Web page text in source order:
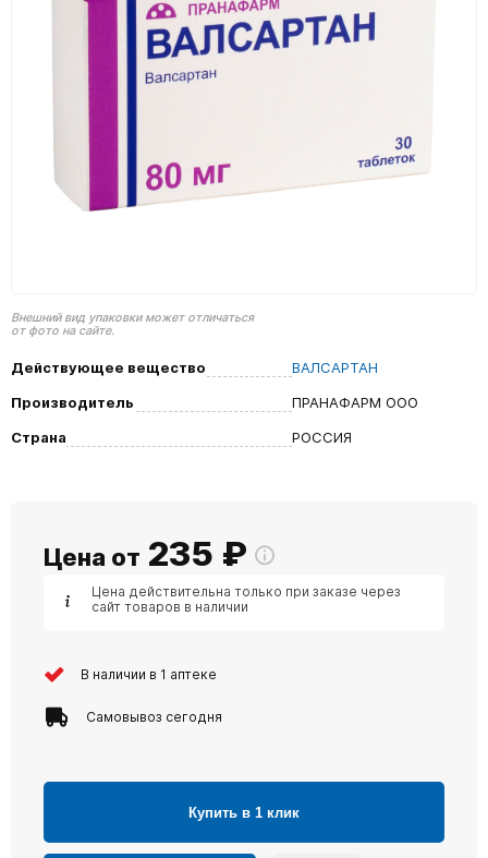
Внешний вид упаковки может отличаться
от фото на сайте.
Действующее вещество
ВАЛСАРТАН
Производитель
ПРАНАФАРМ ООО
Страна
РОССИЯ
Цена от 235 ₽
Цена действительна только при заказе через
сайт товаров в наличии
В наличии в 1 аптеке
Самовывоз сегодня
Купить в 1 клик